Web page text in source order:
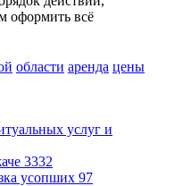
оформить всё
области аренда цены
услуг и
3332
усопших 97